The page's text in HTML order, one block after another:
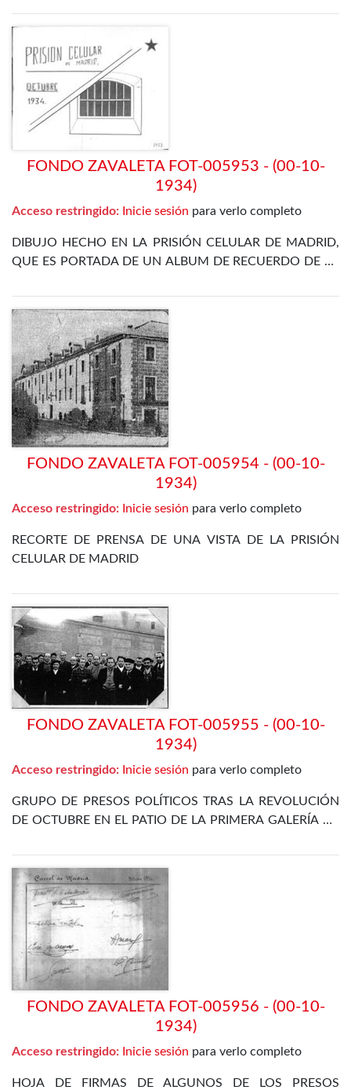
REVOLUCIÓN DE OCTUBRE DE 1934
FONDO ZAVALETA FOT-005953 - (00-10-
1934)
Acceso restringido: Inicie sesión para verlo completo
DIBUJO HECHO EN LA PRISIÓN CELULAR DE MADRID,
QUE ES PORTADA DE UN ALBUM DE RECUERDO DE LA
REVOLUCIÓN DE OCTUBRE DE 1934
FONDO ZAVALETA FOT-005954 - (00-10-
1934)
Acceso restringido: Inicie sesión para verlo completo
RECORTE DE PRENSA DE UNA VISTA DE LA PRISIÓN
CELULAR DE MADRID
FONDO ZAVALETA FOT-005955 - (00-10-
1934)
Acceso restringido: Inicie sesión para verlo completo
GRUPO DE PRESOS POLÍTICOS TRAS LA REVOLUCIÓN
DE OCTUBRE EN EL PATIO DE LA PRIMERA GALERÍA DE
ENCUENTRA EL PROPIO ZAVALETA, ENRIQUE DE
FRANCISCO, JOSÉ GÓMEZ OSORIO, PETREL Y JOSÉ
DÍAZ ALOR
FONDO ZAVALETA FOT-005956 - (00-10-
1934)
Acceso restringido: Inicie sesión para verlo completo
HOJA DE FIRMAS DE ALGUNOS DE LOS PRESOS